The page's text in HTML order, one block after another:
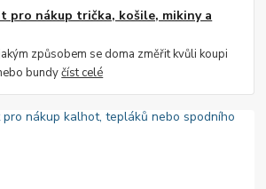
pro nákup trička, košile, mikiny a
způsobem se doma změřit kvůli koupi
bundyčíst celé